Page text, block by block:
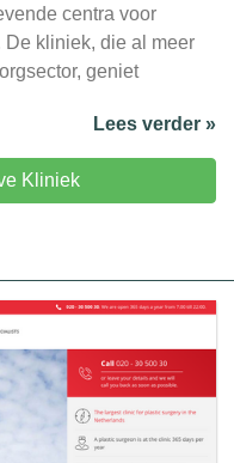
centra voor
kliniek, die al meer
geniet
Lees verder »
Kliniek